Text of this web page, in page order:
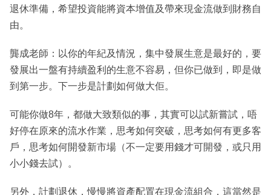
退休準備，希望投資能將資本增值及帶來現金流做到財務自
由。
龔成老師：以你的年紀及情況，集中發展生意是最好的，要
發展出一盤有持續盈利的生意不容易，但你已做到，即是做
到第一步。下一步是計劃如何做大佢。
可能你做8年，都做大致類似的事，其實可以試新嘗試，唔
好停在原來的流水作業，思考如何突破，思考如何有更多客
戶，思考如何開發新市場（不一定要用錢才可開發，或只用
小小錢去試）。
另外，計劃退休，慢慢將資產配置在現金流組合，這當然是